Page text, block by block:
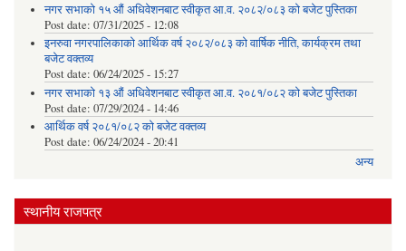
नगर सभाको १५ औं अधिवेशनबाट स्वीकृत आ.व. २०८२/०८३ को बजेट पुस्तिका
Post date: 07/31/2025 - 12:08
इनरुवा नगरपालिकाको आर्थिक वर्ष २०८२/०८३ को वार्षिक नीति, कार्यक्रम तथा
बजेट वक्तव्य
Post date: 06/24/2025 - 15:27
नगर सभाको १३ औं अधिवेशनबाट स्वीकृत आ.व. २०८१/०८२ को बजेट पुस्तिका
Post date: 07/29/2024 - 14:46
आर्थिक वर्ष २०८१/०८२ को बजेट वक्तव्य
Post date: 06/24/2024 - 20:41
अन्य
स्थानीय राजपत्र